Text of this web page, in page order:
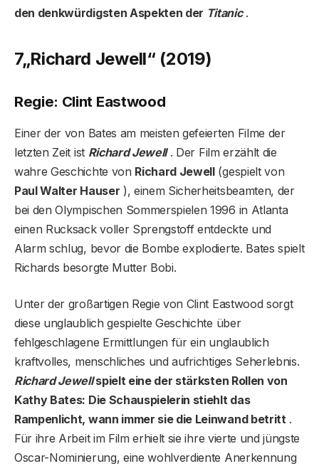
den denkwürdigsten Aspekten der Titanic.
7„Richard Jewell“ (2019)
Regie: Clint Eastwood
Einer der von Bates am meisten gefeierten Filme der
letzten Zeit ist Richard Jewell. Der Film erzählt die
wahre Geschichte von Richard Jewell(gespielt von
Paul Walter Hauser ), einem Sicherheitsbeamten, der
bei den Olympischen Sommerspielen 1996 in Atlanta
einen Rucksack voller Sprengstoff entdeckte und
Alarm schlug, bevor die Bombe explodierte. Bates spielt
Richards besorgte Mutter Bobi.
Unter der großartigen Regie von Clint Eastwood sorgt
diese unglaublich gespielte Geschichte über
fehlgeschlagene Ermittlungen für ein unglaublich
kraftvolles, menschliches und aufrichtiges Seherlebnis.
Richard Jewellspielt eine der stärksten Rollen von
Kathy Bates: Die Schauspielerin stiehlt das
Rampenlicht, wann immer sie die Leinwand betritt .
Für ihre Arbeit im Film erhielt sie ihre vierte und jüngste
Oscar-Nominierung, eine wohlverdiente Anerkennung